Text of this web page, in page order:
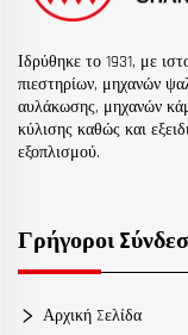
Ιδρύθηκε το 1931, με
πιεστηρίων, μηχανών
αυλάκωσης, μηχανών
κύλισης καθώς και
εξοπλισμού.
Γρήγοροι
Αρχική Σελίδα